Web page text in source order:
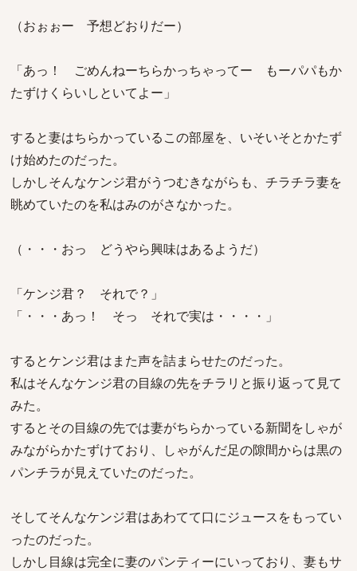
（おぉぉー 予想どおりだー）
「あっ！ ごめんねーちらかっちゃってー もーパパもか
たずけくらいしといてよー」
すると妻はちらかっているこの部屋を、いそいそとかたず
け始めたのだった。
しかしそんなケンジ君がうつむきながらも、チラチラ妻を
眺めていたのを私はみのがさなかった。
（・・・おっ どうやら興味はあるようだ）
「ケンジ君？ それで？」
「・・・あっ！ そっ それで実は・・・・」
するとケンジ君はまた声を詰まらせたのだった。
私はそんなケンジ君の目線の先をチラリと振り返って見て
みた。
するとその目線の先では妻がちらかっている新聞をしゃが
みながらかたずけており、しゃがんだ足の隙間からは黒の
パンチラが見えていたのだった。
そしてそんなケンジ君はあわてて口にジュースをもってい
ったのだった。
しかし目線は完全に妻のパンティーにいっており、妻もサ